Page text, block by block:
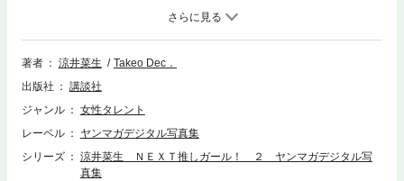
く原石の初グラビアを5分冊＆完全版お届けします。第2弾は、名前に合っ
た涼しげなブルーの水着を披露！特技の野球やバスケを楽しむ姿もお届け
します！※本作品はヤンマガWebで公開された同タイトルグラビア（無料
版＋有料版）のデジタル写真集です。
著者 涼井菜生
Takeo Dec．
出版社
講談社
ジャンル
女性タレント
レーベル
ヤンマガデジタル写真集
シリーズ
涼井菜生 ＮＥＸＴ推しガール！ ２ ヤンマガデジタル写
真集